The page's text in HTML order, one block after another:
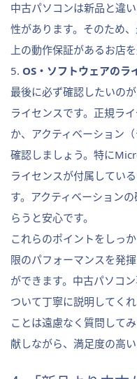
中古パソコンは新品と違
性があります。そのため
上の動作保証があるお店
5. OS・ソフトウェアのラ
最後に必ず確認したいの
ライセンスです。正規ラ
か、アクティベーション
確認しましょう。特に
ライセンスが付属してい
す。アクティベーション
らうと安心です。
これらのポイントをしっ
限のパフォーマンスを発
ができます。中古パソコ
ついて丁寧に説明してく
ことは遠慮なく質問して
献しながら、満足度の高